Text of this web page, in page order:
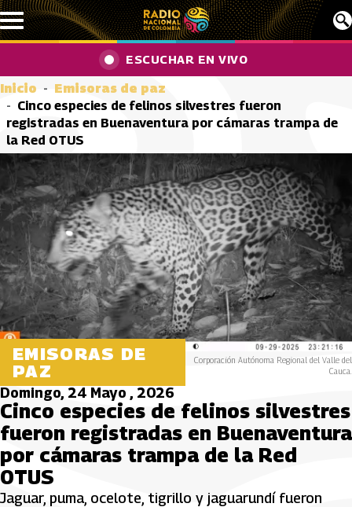
Pasar al contenido principal
ESCUCHAR EN VIVO
Inicio
Emisoras de paz
Cinco especies de felinos silvestres fueron
registradas en Buenaventura por cámaras trampa de
la Red OTUS
EMISORAS DE
PAZ
Corporación Autónoma Regional del Valle del
Cauca.
Domingo, 24 Mayo , 2026
Cinco especies de felinos silvestres
fueron registradas en Buenaventura
por cámaras trampa de la Red
OTUS
Jaguar, puma, ocelote, tigrillo y jaguarundí fueron